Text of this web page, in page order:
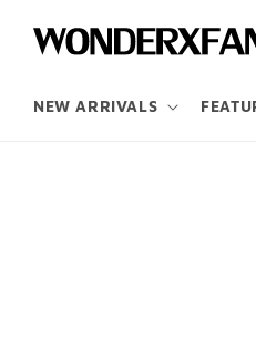
contenuto
NEW ARRIVALS